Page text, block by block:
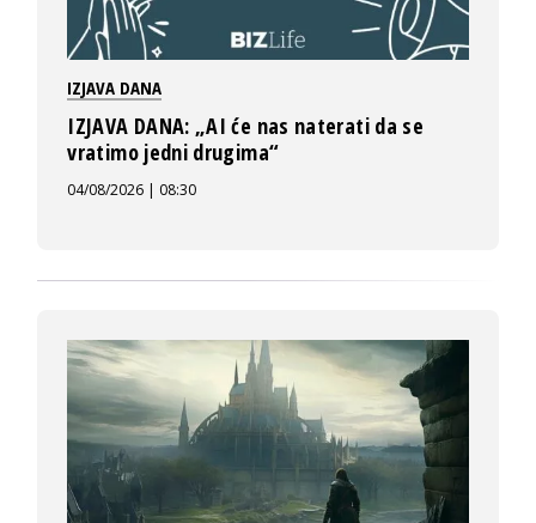
IZJAVA DANA
IZJAVA DANA: „AI će nas naterati da se
vratimo jedni drugima“
04/08/2026 | 08:30